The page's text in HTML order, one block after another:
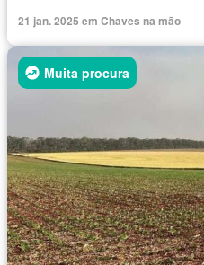
21 jan. 2025 em Chaves na mão
Muita procura